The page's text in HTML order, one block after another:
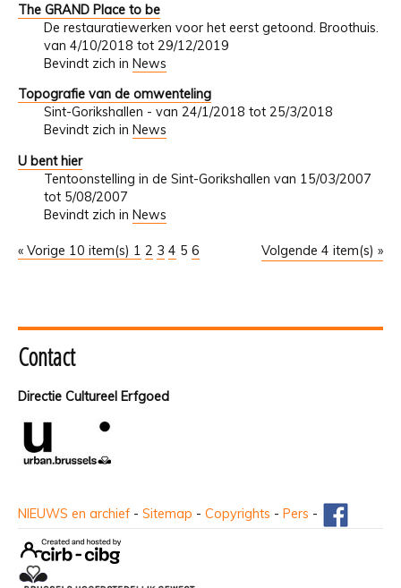
The GRAND Place to be
De restauratiewerken voor het eerst getoond. Broothuis.
van 4/10/2018 tot 29/12/2019
Bevindt zich in News
Topografie van de omwenteling
Sint-Gorikshallen - van 24/1/2018 tot 25/3/2018
Bevindt zich in News
U bent hier
Tentoonstelling in de Sint-Gorikshallen van 15/03/2007
tot 5/08/2007
Bevindt zich in News
« Vorige 10 item(s) Volgende 4 item(s) »
1 2 3 4 5 6
Contact
Directie Cultureel Erfgoed
NIEUWS en archief - Sitemap - Copyrights - Pers -